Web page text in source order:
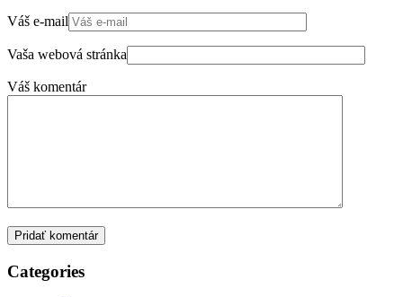
Váš e-mail
Vaša webová stránka
Váš komentár
Pridať komentár
Categories